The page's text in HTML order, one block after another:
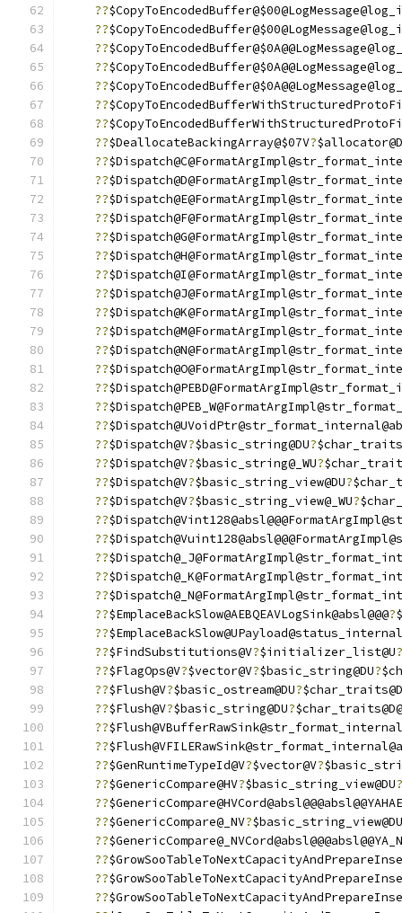
??
??
??
??
??
??
??
??$DeallocateBackingArray@$07V?
??
??
??
??
??
??
??
??
??
??
??
??
??
??
??
??$Dispatch@V?$basic_string@DU?
??$Dispatch@V?$basic_string@_WU?
??$Dispatch@V?$basic_string_view@DU?
??$Dispatch@V?$basic_string_view@_WU?
??
??
??
??
??
??$EmplaceBackSlow@AEBQEAVLogSink@absl@@@?
??
??$FindSubstitutions@V?$initializer_list@U?
??$FlagOps@V?$vector@V?$basic_string@DU?
??$Flush@V?$basic_ostream@DU?
??$Flush@V?$basic_string@DU?
??
??
??$GenRuntimeTypeId@V?$vector@V?
??$GenericCompare@HV?$basic_string_view@DU?
??
??$GenericCompare@_NV?$basic_string_view@DU
??
??
??
??